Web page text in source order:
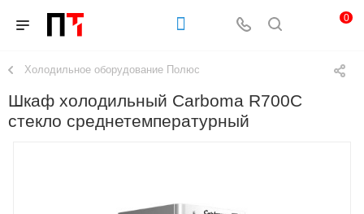
0
Холодильное оборудование Полюс
Шкаф холодильный Carboma R700С
стекло среднетемпературный